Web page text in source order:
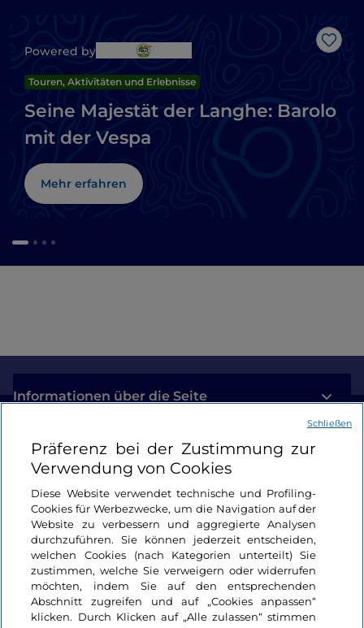
Like
Powered by
Touren, Aktivitäten und Erlebnisse
Seine Majestät der Langhe: Barolo
mit der Vespa
Mehr erfahren
Informationen über die Seite
Nützliche Links
Login
Bleiben wir in Kontakt
Präferenz bei der Zustimmung zur
Verwendung von Cookies
Diese Website verwendet technische und Profiling-
Cookies für Werbezwecke, um die Navigation auf der
Website zu verbessern und aggregierte Analysen
durchzuführen. Sie können jederzeit entscheiden,
welchen Cookies (nach Kategorien unterteilt) Sie
zustimmen, welche Sie verweigern oder widerrufen
möchten, indem Sie auf den entsprechenden
Abschnitt zugreifen und auf „Cookies anpassen“
klicken. Durch Klicken auf „Alle zulassen“ stimmen
Schließen